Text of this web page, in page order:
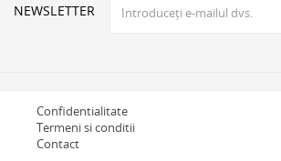
NEWSLETTER
Confidentialitate
Termeni si conditii
Contact